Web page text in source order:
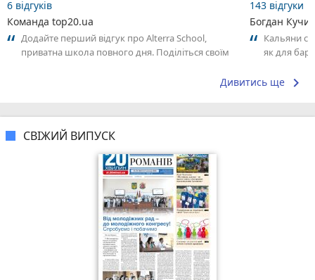
6 відгуків
Команда top20.ua
Додайте перший відгук про Alterra School,
приватна школа повного дня. Поділіться своїм
143 відгуки
Богдан
Кальяни
як для
Дивитись ще keyboard_arrow_right
СВІЖИЙ ВИПУСК